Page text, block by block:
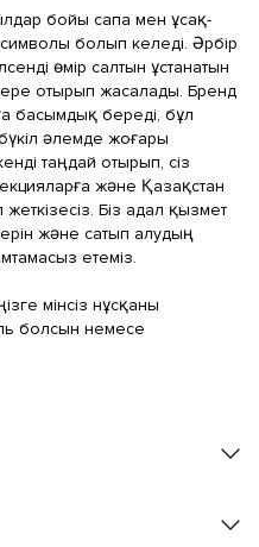
бойы сапа мен ұсақ-
болып келеді. Әрбір
өмір салтын ұстанатын
отырып жасалады. Бренд
басымдық береді, бұл
әлемде жоғары
таңдай отырып, сіз
және Қазақстан
Біз адал қызмет
және сатып алудың
етеміз.
мінсіз нұсқаны
болсын немесе